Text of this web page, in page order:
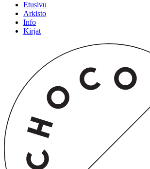
Etusivu
Arkisto
Info
Kirjat